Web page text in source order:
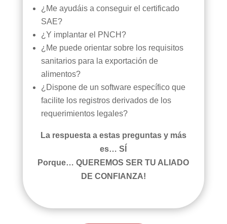
¿Me ayudáis a conseguir el certificado
SAE?
¿Y implantar el PNCH?
¿Me puede orientar sobre los requisitos
sanitarios para la exportación de
alimentos?
¿Dispone de un software específico que
facilite los registros derivados de los
requerimientos legales?
La respuesta a estas preguntas y más
es… SÍ
Porque… QUEREMOS SER TU ALIADO
DE CONFIANZA!